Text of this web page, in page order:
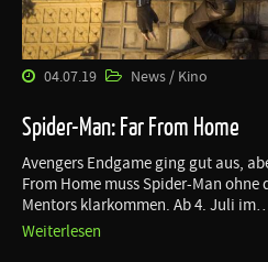
04.07.19 News / Kino
Spider-Man: Far From Home
Avengers Endgame ging gut aus,
From Home muss Spider-Man
Mentors klarkommen. Ab 4. Juli
Weiterlesen